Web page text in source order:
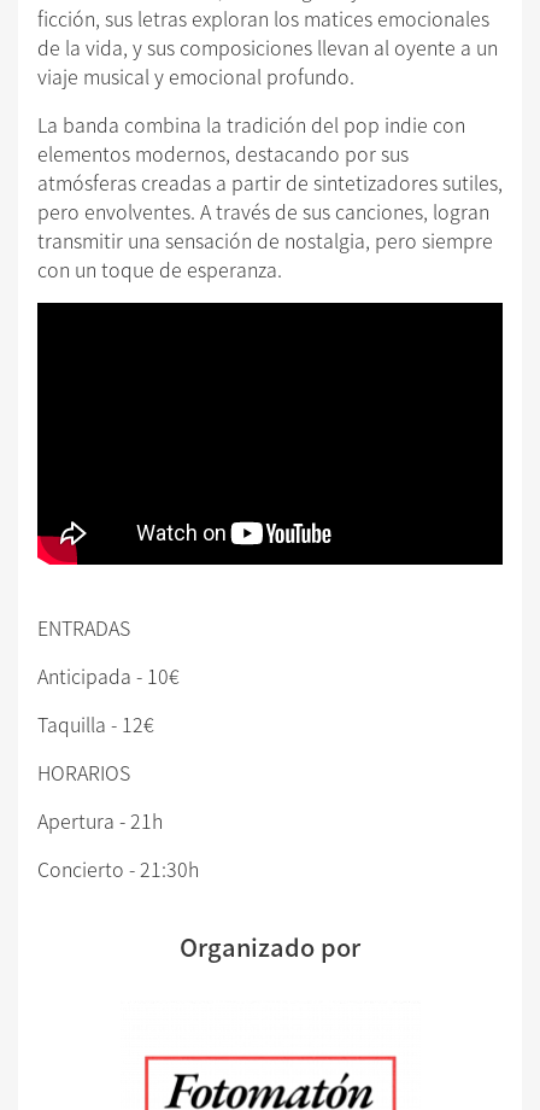
ficción, sus letras exploran los matices emocionales
de la vida, y sus composiciones llevan al oyente a un
viaje musical y emocional profundo.
La banda combina la tradición del pop indie con
elementos modernos, destacando por sus
atmósferas creadas a partir de sintetizadores sutiles,
pero envolventes. A través de sus canciones, logran
transmitir una sensación de nostalgia, pero siempre
con un toque de esperanza.
ENTRADAS
Anticipada - 10€
Taquilla - 12€
HORARIOS
Apertura - 21h
Concierto - 21:30h
Organizado por